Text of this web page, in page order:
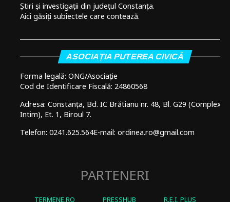
Știri și investigații din județul Constanța.
Aici găsiți subiectele care contează.
ASOCIAȚIA PUTEREA CIVICĂ
Forma legală: ONG/Asociație
Cod de Identificare Fiscală: 24860568
Adresa: Constanța, Bd. IC Brătianu nr. 48, Bl. G29 (Complex
Intim), Et. 1, Biroul 7.
Telefon: 0241.625.564E-mail: ordinea.ro@gmail.com
PARTENERI
TERMENE.RO PRESSHUB R.E.I. PLUS